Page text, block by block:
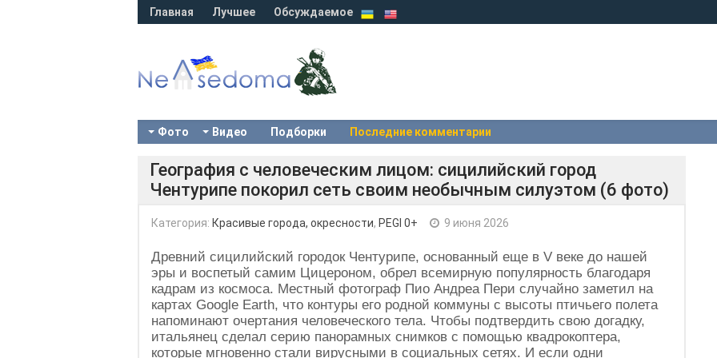
Главная Лучшее Обсуждаемое
Фото Видео Подборки Последние комментарии
География с человеческим лицом: сицилийский город
Чентурипе покорил сеть своим необычным силуэтом (6 фото)
Категория: Красивые города, окресности, PEGI 0+ 9 июня 2026
Древний сицилийский городок Чентурипе, основанный еще в V веке до нашей
эры и воспетый самим Цицероном, обрел всемирную популярность благодаря
кадрам из космоса. Местный фотограф Пио Андреа Пери случайно заметил на
картах Google Earth, что контуры его родной коммуны с высоты птичьего полета
напоминают очертания человеческого тела. Чтобы подтвердить свою догадку,
итальянец сделал серию панорамных снимков с помощью квадрокоптера,
которые мгновенно стали вирусными в социальных сетях. И если одни